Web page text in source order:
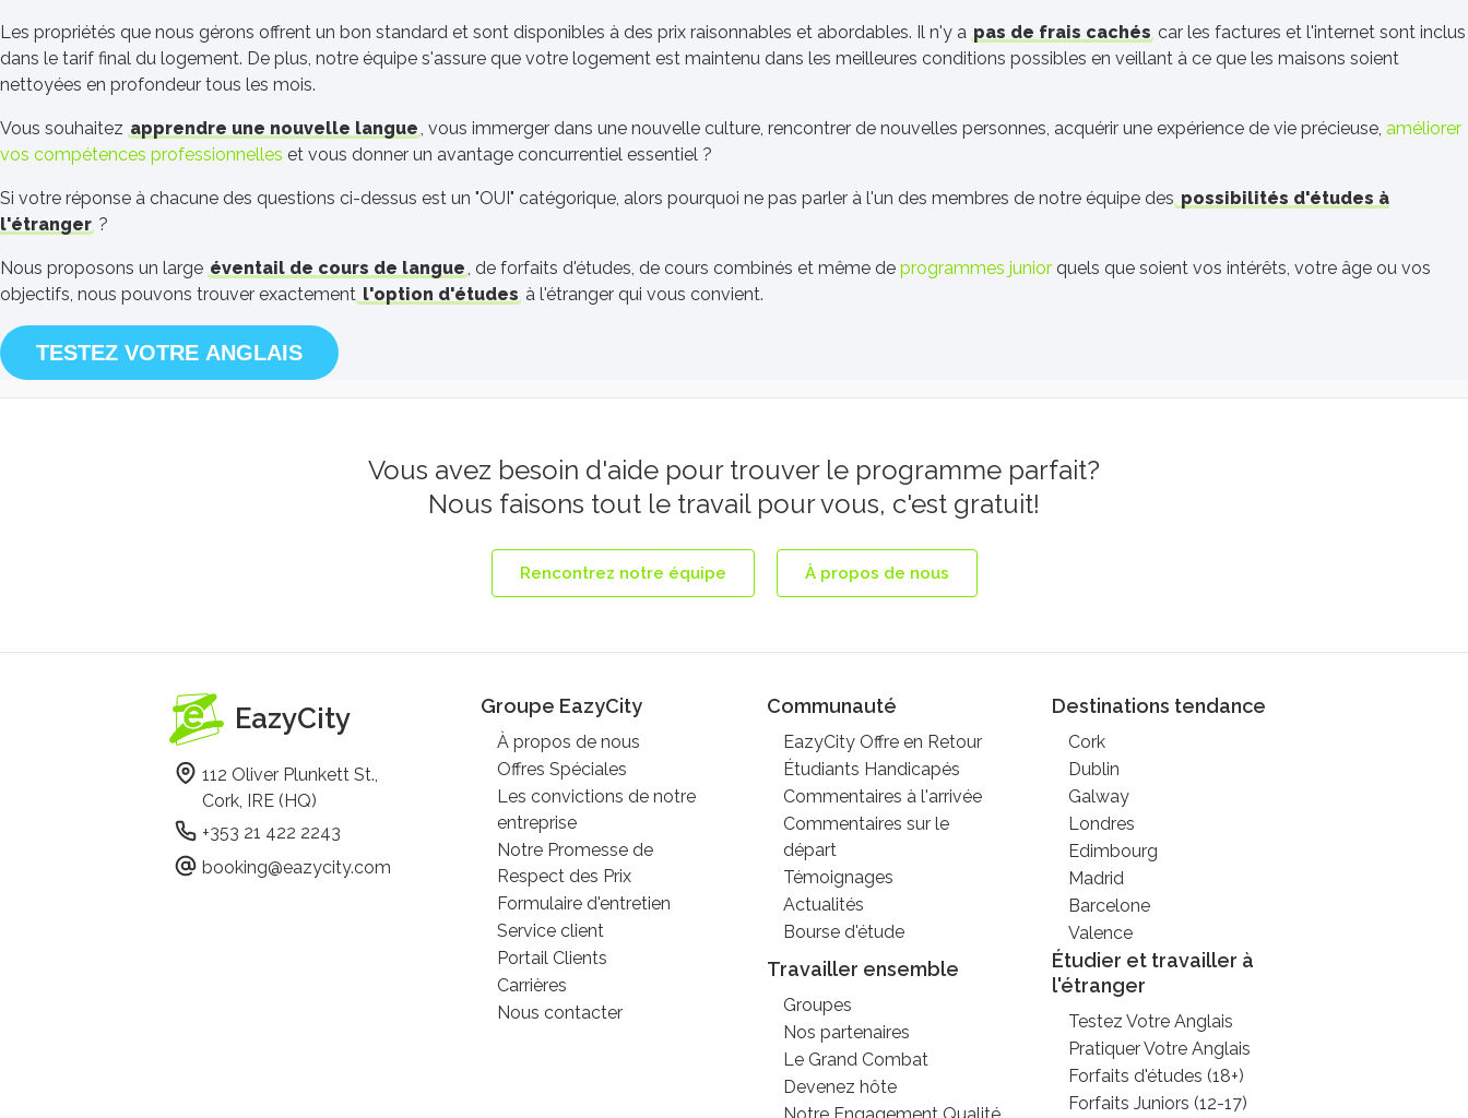
Les propriétés que nous gérons offrent un bon standard et sont disponibles à des prix raisonnables et abordables. Il n'y a pas de frais cachés car les factures et l'internet sont inclus
dans le tarif final du logement. De plus, notre équipe s'assure que votre logement est maintenu dans les meilleures conditions possibles en veillant à ce que les maisons soient
nettoyées en profondeur tous les mois.
Vous souhaitez apprendre une nouvelle langue, vous immerger dans une nouvelle culture, rencontrer de nouvelles personnes, acquérir une expérience de vie précieuse, améliorer
vos compétences professionnelles et vous donner un avantage concurrentiel essentiel ?
Si votre réponse à chacune des questions ci-dessus est un "OUI" catégorique, alors pourquoi ne pas parler à l'un des membres de notre équipe des possibilités d'études à
l'étranger ?
Nous proposons un large éventail de cours de langue, de forfaits d'études, de cours combinés et même de programmes junior quels que soient vos intérêts, votre âge ou vos
objectifs, nous pouvons trouver exactement l'option d'études à l'étranger qui vous convient.
TESTEZ VOTRE ANGLAIS
Vous avez besoin d'aide pour trouver le programme parfait?
Nous faisons tout le travail pour vous, c'est gratuit!
Rencontrez notre équipe À propos de nous
EazyCity
112 Oliver Plunkett St.,
Cork, IRE (HQ)
+353 21 422 2243
booking@eazycity.com
Groupe EazyCity
À propos de nous
Offres Spéciales
Les convictions de notre
entreprise
Notre Promesse de
Respect des Prix
Formulaire d'entretien
Service client
Portail Clients
Carrières
Nous contacter
Communauté
EazyCity Offre en Retour
Étudiants Handicapés
Commentaires à l'arrivée
Commentaires sur le
départ
Témoignages
Actualités
Bourse d'étude
Travailler ensemble
Groupes
Nos partenaires
Le Grand Combat
Devenez hôte
Destinations tendance
Cork
Dublin
Galway
Londres
Edimbourg
Madrid
Barcelone
Valence
Étudier et travailler à
l'étranger
Testez Votre Anglais
Pratiquer Votre Anglais
Forfaits d'études (18+)
Forfaits Juniors (12-17)